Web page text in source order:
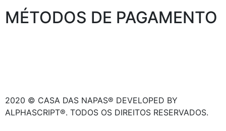
MÉTODOS DE PAGAMENTO
2020 © CASA DAS NAPAS® DEVELOPED BY
ALPHASCRIPT®. TODOS OS DIREITOS RESERVADOS.